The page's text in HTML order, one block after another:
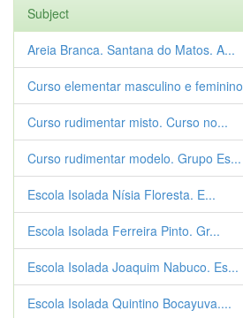
Subject
Areia Branca. Santana do Matos. A...
Curso elementar masculino e feminino
Curso rudimentar misto. Curso no...
Curso rudimentar modelo. Grupo Es...
Escola Isolada Nísia Floresta. E...
Escola Isolada Ferreira Pinto. Gr...
Escola Isolada Joaquim Nabuco. Es...
Escola Isolada Quintino Bocayuva....